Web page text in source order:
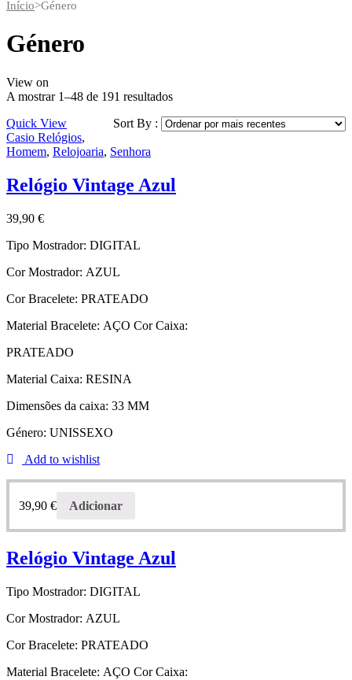
Início>Género
Género
View on
A mostrar 1–48 de 191 resultados
Sort By :
Quick View
Casio Relógios,
Homem, Relojoaria, Senhora
Relógio Vintage Azul
39,90 €
Tipo Mostrador: DIGITAL
Cor Mostrador: AZUL
Cor Bracelete: PRATEADO
Material Bracelete: AÇO Cor Caixa:
PRATEADO
Material Caixa: RESINA
Dimensões da caixa: 33 MM
Género: UNISSEXO
Add to wishlist
39,90 € Adicionar
Relógio Vintage Azul
Tipo Mostrador: DIGITAL
Cor Mostrador: AZUL
Cor Bracelete: PRATEADO
Material Bracelete: AÇO Cor Caixa: